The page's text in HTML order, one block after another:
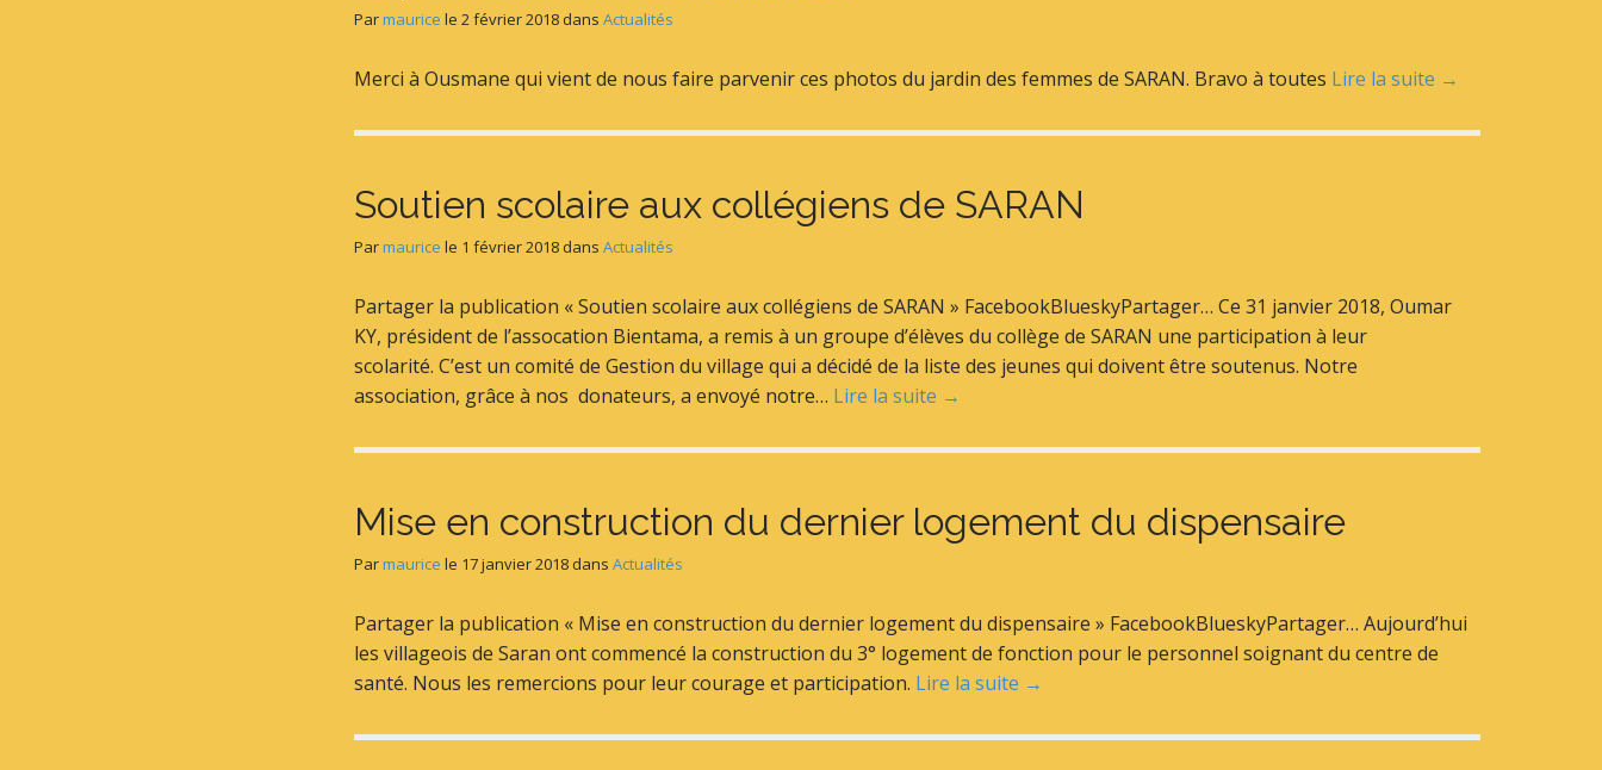
Parmaurice le2 février 2018 dansActualités
Merci à Ousmane qui vient de nous faire parvenir ces photos du jardin des femmes de SARAN. Bravo à toutes Lire la suite →
Soutien scolaire aux collégiens de SARAN
Parmaurice le 1 février 2018 dansActualités
Partager la publication « Soutien scolaire aux collégiens de SARAN » FacebookBlueskyPartager… Ce 31 janvier 2018, Oumar
KY, président de l’assocation Bientama, a remis à un groupe d’élèves du collège de SARAN une participation à leur
scolarité. C’est un comité de Gestion du village qui a décidé de la liste des jeunes qui doivent être soutenus. Notre
association, grâce à nos donateurs, a envoyé notre… Lire la suite →
Mise en construction du dernier logement du dispensaire
Parmaurice le 17 janvier 2018 dansActualités
Partager la publication « Mise en construction du dernier logement du dispensaire » FacebookBlueskyPartager… Aujourd’hui
les villageois de Saran ont commencé la construction du 3° logement de fonction pour le personnel soignant du centre de
santé. Nous les remercions pour leur courage et participation. Lire la suite →